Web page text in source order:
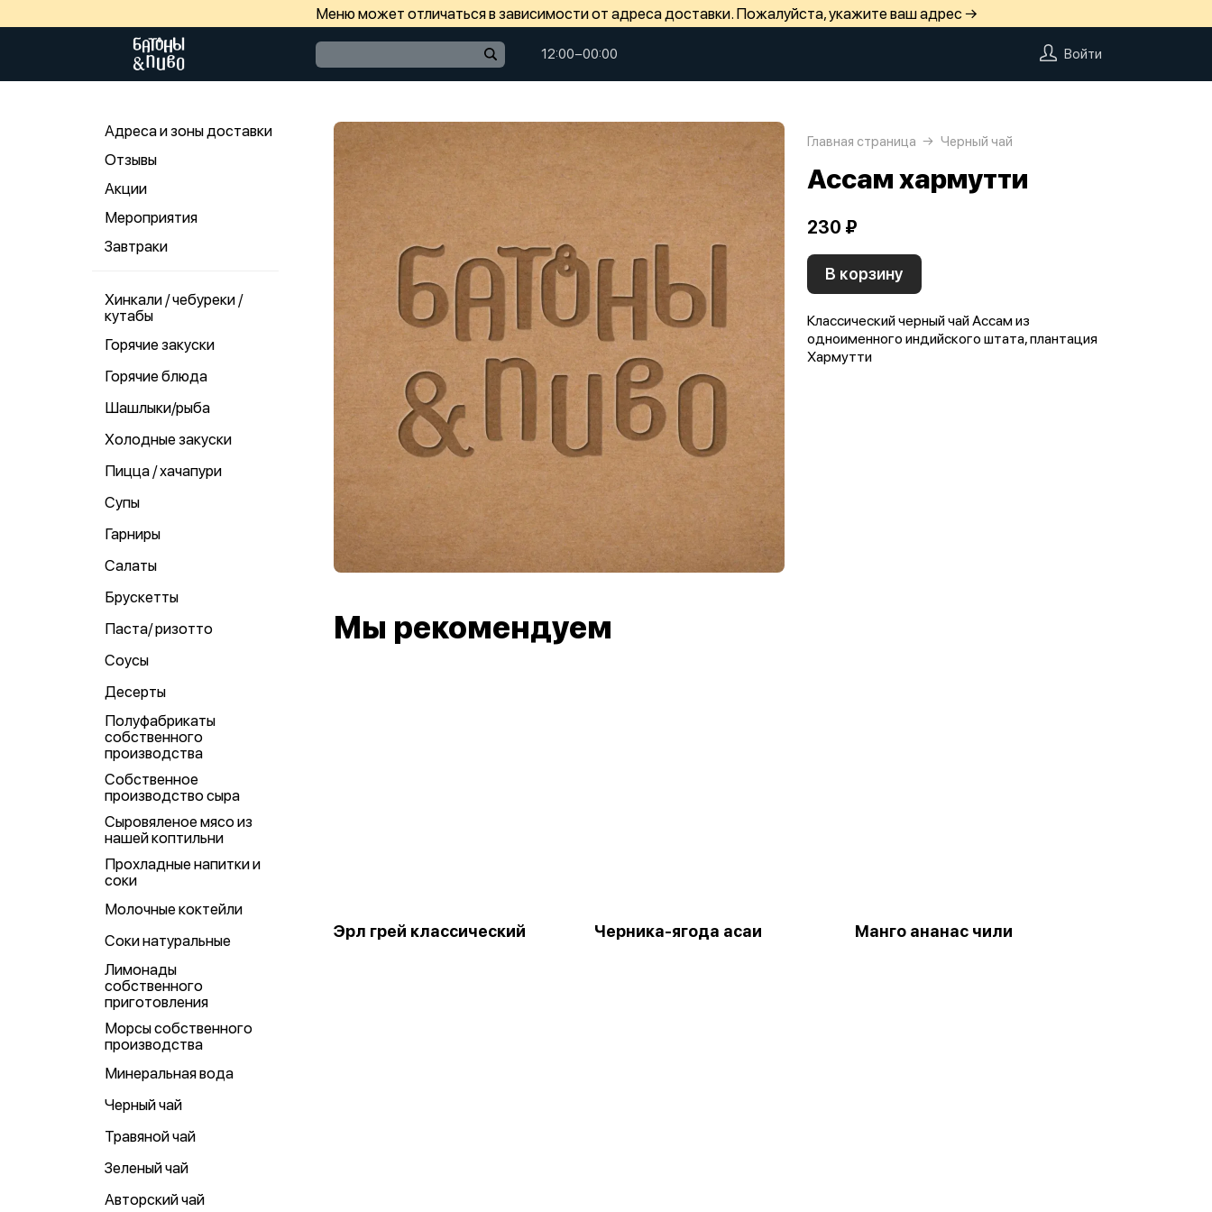
Меню может отличаться в зависимости от адреса доставки. Пожалуйста, укажите ваш адрес →
12:00−00:00 Войти
Адреса и зоны доставки
Отзывы
Акции
Мероприятия
Завтраки
Хинкали / чебуреки /
кутабы
Горячие закуски
Горячие блюда
Шашлыки/рыба
Холодные закуски
Пицца / хачапури
Супы
Гарниры
Салаты
Брускетты
Паста/ ризотто
Соусы
Десерты
Полуфабрикаты
собственного
производства
Собственное
производство сыра
Сыровяленое мясо из
нашей коптильни
Прохладные напитки и
соки
Молочные коктейли
Соки натуральные
Лимонады
собственного
приготовления
Морсы собственного
производства
Минеральная вода
Черный чай
Травяной чай
Зеленый чай
Авторский чай
Главная страница Черный чай
Ассам хармутти
230 ₽
В корзину
Классический черный чай Ассам из
одноименного индийского штата, плантация
Хармутти
Мы рекомендуем
Эрл грей классический Черника-ягода асаи Манго ананас чили